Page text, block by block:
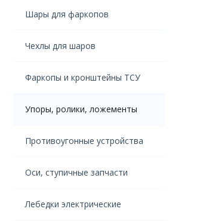
Шары для фаркопов
Чехлы для шаров
Фаркопы и кронштейны ТСУ
Упоры, ролики, ложементы
Противоугонные устройства
Оси, ступичные запчасти
Лебедки электрические